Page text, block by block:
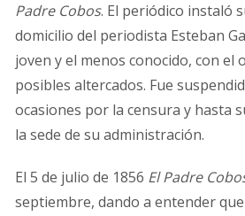
Padre Cobos. El periódico instaló
domicilio del periodista Esteban
joven y el menos conocido, con el
posibles altercados. Fue
ocasiones por la censura y hasta
la sede de su administración.
El 5 de julio de 1856 El Padre
septiembre, dando a entender